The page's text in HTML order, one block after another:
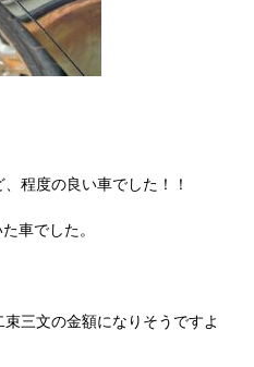
程度の良い車でした！！
車でした。
三文の金額になりそうですよ